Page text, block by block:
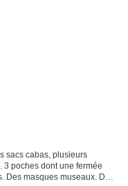
sacs cabas, plusieurs
3 poches dont une fermée
Des masques museaux. Des